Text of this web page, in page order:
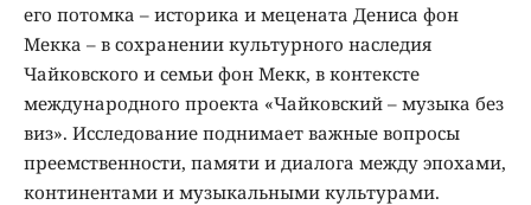
его потомка – историка и мецената Дениса фон
Мекка – в сохранении культурного наследия
Чайковского и семьи фон Мекк, в контексте
международного проекта «Чайковский – музыка без
виз». Исследование поднимает важные вопросы
преемственности, памяти и диалога между эпохами,
континентами и музыкальными культурами.